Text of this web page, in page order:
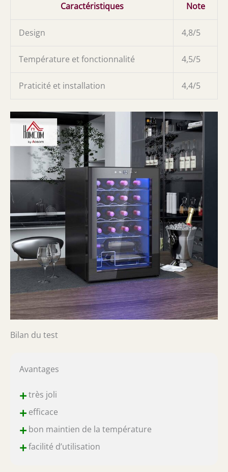
Caractéristiques Note
Design 4,8/5
Température et fonctionnalité 4,5/5
Praticité et installation 4,4/5
Bilan du test
Avantages
+très joli
+efficace
+bon maintien de la température
+facilité d’utilisation